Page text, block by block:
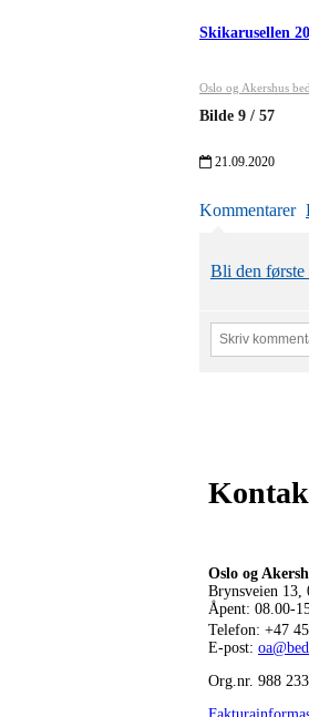
Skikarusellen
Oslo og Akershus
Bilde 9 / 57
21.09.2020
Kommentarer
Bli den første
Oslo og
Brynsveien 13,
Åpent: 08.00-
Telefon: +47
E-post:
Org.nr. 988